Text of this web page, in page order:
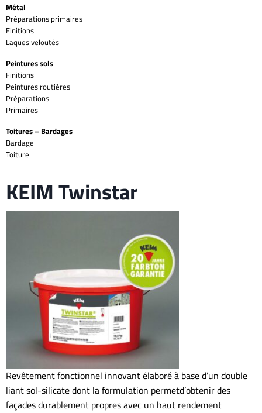
Métal
Préparations primaires
Finitions
Laques veloutés
Peintures sols
Finitions
Peintures routières
Préparations
Primaires
Toitures – Bardages
Bardage
Toiture
KEIM Twinstar
Revêtement fonctionnel innovant élaboré à base d’un double
liant sol-silicate dont la formulation permetd’obtenir des
façades durablement propres avec un haut rendement